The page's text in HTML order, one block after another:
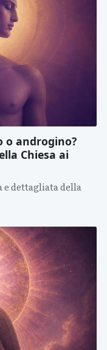
o androgino?
Chiesa ai
dettagliata della